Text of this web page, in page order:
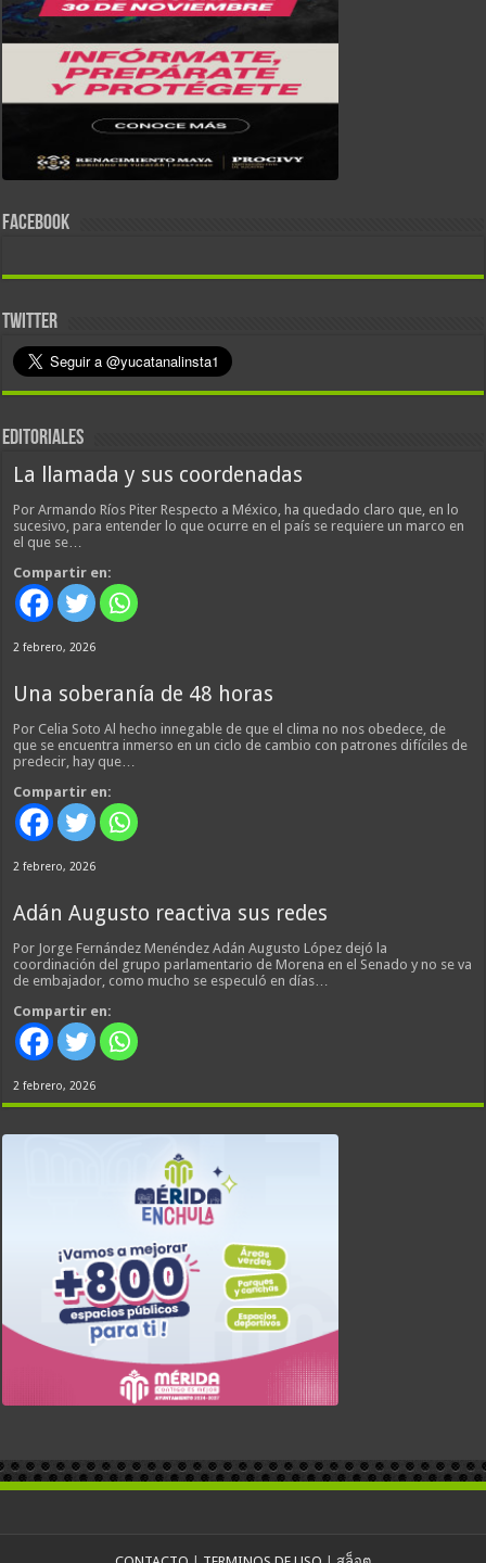
FACEBOOK
TWITTER
EDITORIALES
La llamada y sus coordenadas
Por Armando Ríos Piter Respecto a México, ha quedado claro que, en lo
sucesivo, para entender lo que ocurre en el país se requiere un marco en
el que se…
Compartir en:
2 febrero, 2026
Una soberanía de 48 horas
Por Celia Soto Al hecho innegable de que el clima no nos obedece, de
que se encuentra inmerso en un ciclo de cambio con patrones difíciles de
predecir, hay que…
Compartir en:
2 febrero, 2026
Adán Augusto reactiva sus redes
Por Jorge Fernández Menéndez Adán Augusto López dejó la
coordinación del grupo parlamentario de Morena en el Senado y no se va
de embajador, como mucho se especuló en días…
Compartir en:
2 febrero, 2026